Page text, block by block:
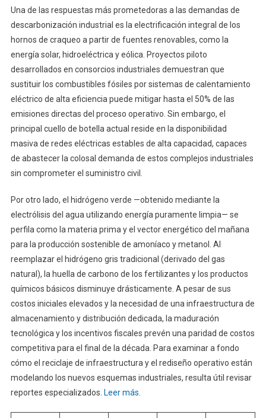
Una de las respuestas más prometedoras a las demandas de
descarbonización industrial es la electrificación integral de los
hornos de craqueo a partir de fuentes renovables, como la
energía solar, hidroeléctrica y eólica. Proyectos piloto
desarrollados en consorcios industriales demuestran que
sustituir los combustibles fósiles por sistemas de calentamiento
eléctrico de alta eficiencia puede mitigar hasta el 50% de las
emisiones directas del proceso operativo. Sin embargo, el
principal cuello de botella actual reside en la disponibilidad
masiva de redes eléctricas estables de alta capacidad, capaces
de abastecer la colosal demanda de estos complejos industriales
sin comprometer el suministro civil.
Por otro lado, el hidrógeno verde —obtenido mediante la
electrólisis del agua utilizando energía puramente limpia— se
perfila como la materia prima y el vector energético del mañana
para la producción sostenible de amoníaco y metanol. Al
reemplazar el hidrógeno gris tradicional (derivado del gas
natural), la huella de carbono de los fertilizantes y los productos
químicos básicos disminuye drásticamente. A pesar de sus
costos iniciales elevados y la necesidad de una infraestructura de
almacenamiento y distribución dedicada, la maduración
tecnológica y los incentivos fiscales prevén una paridad de costos
competitiva para el final de la década. Para examinar a fondo
cómo el reciclaje de infraestructura y el rediseño operativo están
modelando los nuevos esquemas industriales, resulta útil revisar
reportes especializados. Leer más